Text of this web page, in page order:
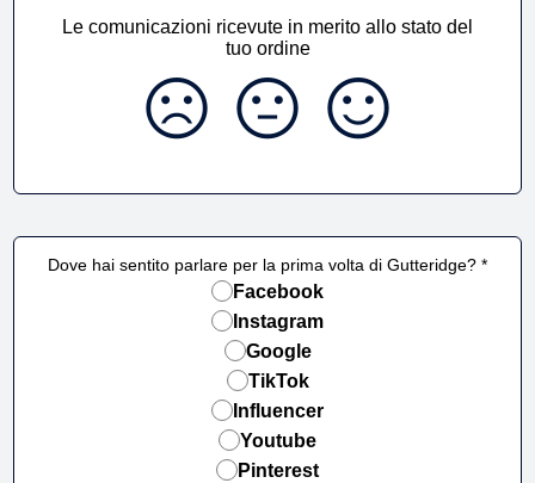
Le comunicazioni ricevute in merito allo stato del
tuo ordine
Dove hai sentito parlare per la prima volta di Gutteridge? *
Facebook
Instagram
Google
TikTok
Influencer
Youtube
Pinterest